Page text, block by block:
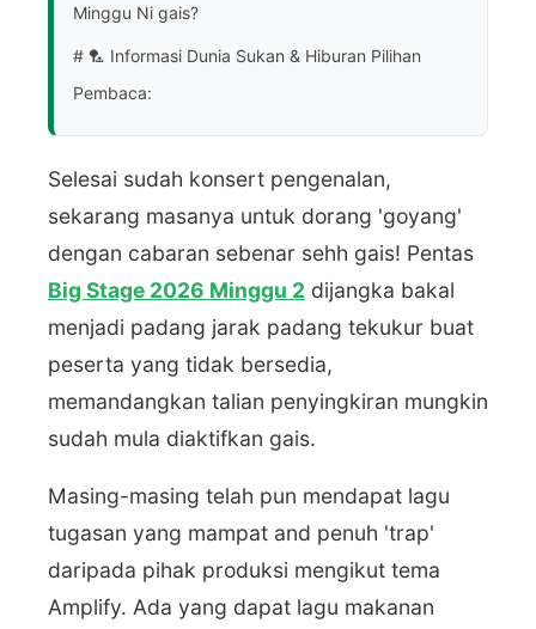
Minggu Ni gais?
# 🏸 Informasi Dunia Sukan & Hiburan Pilihan
Pembaca:
Selesai sudah konsert pengenalan,
sekarang masanya untuk dorang 'goyang'
dengan cabaran sebenar sehh gais! Pentas
Big Stage 2026 Minggu 2 dijangka bakal
menjadi padang jarak padang tekukur buat
peserta yang tidak bersedia,
memandangkan talian penyingkiran mungkin
sudah mula diaktifkan gais.
Masing-masing telah pun mendapat lagu
tugasan yang mampat and penuh 'trap'
daripada pihak produksi mengikut tema
Amplify. Ada yang dapat lagu makanan